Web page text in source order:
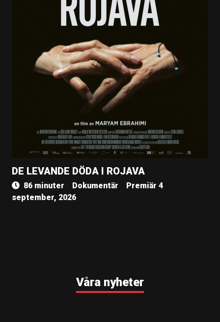
DE LEVANDE DÖDA I ROJAVA
86 minuter Dokumentär
Premiär 4
september, 2026
Våra nyheter